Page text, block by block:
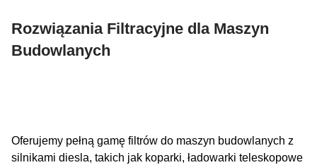
Rozwiązania Filtracyjne dla Maszyn
Budowlanych
Oferujemy pełną gamę filtrów do maszyn budowlanych z
silnikami diesla, takich jak koparki, ładowarki teleskopowe